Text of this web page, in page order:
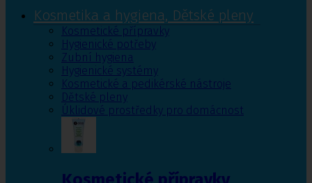
Kosmetika a hygiena, Dětské pleny
Kosmetické přípravky
Hygienické potřeby
Zubní hygiena
Hygienické systémy
Kosmetické a pedikérské nástroje
Dětské pleny
Úklidové prostředky pro domácnost